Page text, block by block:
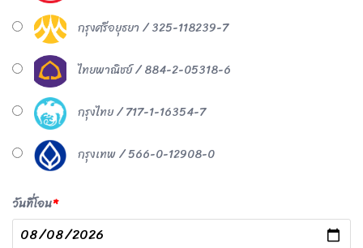
กรุงศรีอยุธยา / 325-118239-7
ไทยพาณิชย์ / 884-2-05318-6
กรุงไทย / 717-1-16354-7
กรุงเทพ / 566-0-12908-0
วันที่โอน*